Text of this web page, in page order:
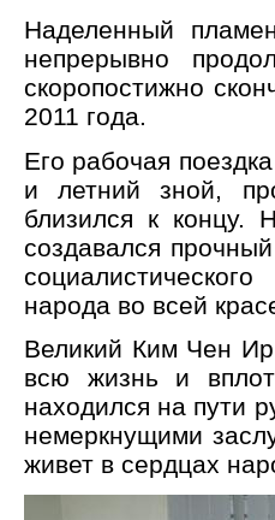
Наделенный
непрерывно
скоропостижно
2011 года.
Его рабочая
и летний зной,
близился к концу.
создавался
народа во всей
Великий Ким Чен
всю жизнь и
находился на пути
немеркнущими
живет в сердцах